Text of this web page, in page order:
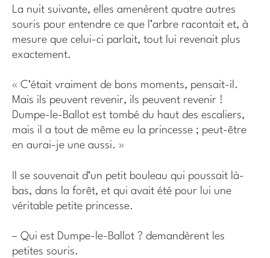
La nuit suivante, elles amenèrent quatre autres
souris pour entendre ce que l’arbre racontait et, à
mesure que celui-ci parlait, tout lui revenait plus
exactement.
« C’était vraiment de bons moments, pensait-il.
Mais ils peuvent revenir, ils peuvent revenir !
Dumpe-le-Ballot est tombé du haut des escaliers,
mais il a tout de même eu la princesse ; peut-être
en aurai-je une aussi. »
Il se souvenait d’un petit bouleau qui poussait là-
bas, dans la forêt, et qui avait été pour lui une
véritable petite princesse.
– Qui est Dumpe-le-Ballot ? demandèrent les
petites souris.